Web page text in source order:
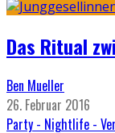
Das Ritual
Ben Mueller
26. Februar 2016
Party - Nightlife -